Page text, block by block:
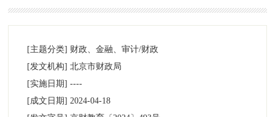
[主题分类] 财政、金融、审计/财政
[发文机构]北京市财政局
[实施日期]----
[成文日期]2024-04-18